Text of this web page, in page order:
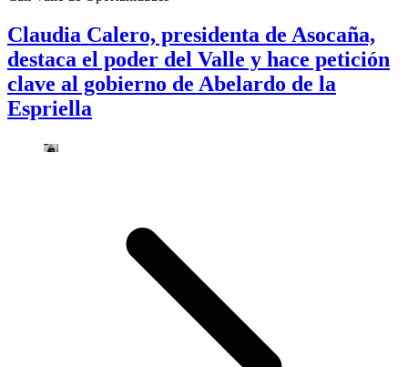
Claudia Calero, presidenta de Asocaña,
destaca el poder del Valle y hace petición
clave al gobierno de Abelardo de la
Espriella